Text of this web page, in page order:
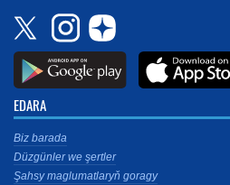
EDARA
Biz barada
Düzgünler we şertler
Şahsy maglumatlaryň goragy